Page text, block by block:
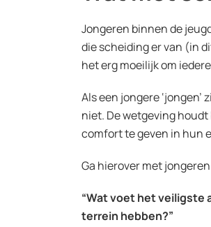
Jongeren binnen de
die scheiding er van (in
het erg moeilijk om
Als een jongere
niet. De wetgeving
comfort te geven in hun
Ga hierover met
“Wat voet het veiligste
terrein hebben?”